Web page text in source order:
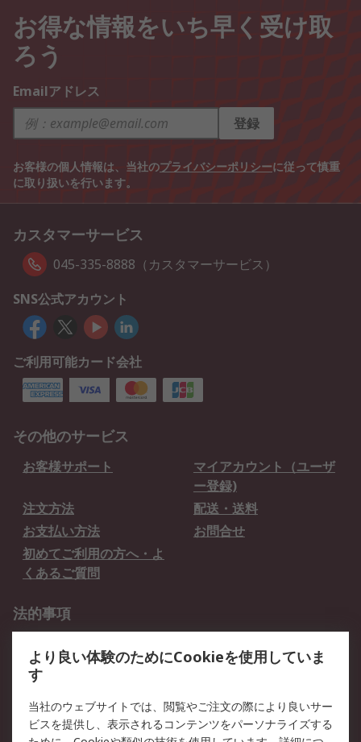
お得な情報をいち早く受け取
ろう
Emailアドレス
登録
お客様の個人情報は、当社のプライバシーポリシーに従って慎重
に取り扱いを行います。
カスタマーサービス
045-335-8888（カスタマーサービス）
SNS公式アカウント
ご利用可能カード会社
その他のサービス
お客様サポート
マイアカウント（ユーザ
ー登録)
注文方法
配送・送料
お支払い方法
お問合せ
初めてご利用の方へ・よ
くあるご質問
法的事項
クッキーポリシー
RSについて
会社概要 採用情報
より良い体験のためにCookieを使用していま
す
当社のウェブサイトでは、閲覧やご注文の際により良いサー
ビスを提供し、表示されるコンテンツをパーソナライズする